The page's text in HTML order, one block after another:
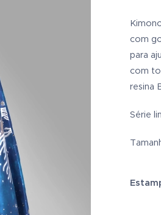
com
para
com
resina
Série